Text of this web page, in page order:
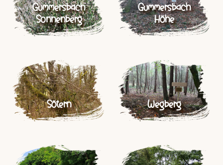
Gummersbach
Sonnenberg
Gummersbach
Höhe
Sötern Wegberg